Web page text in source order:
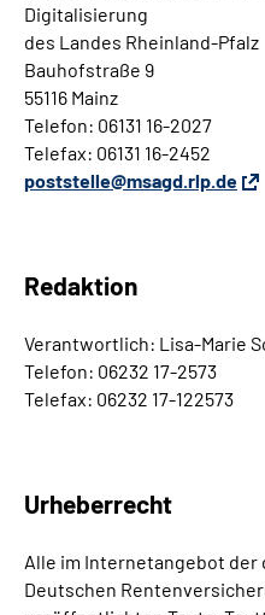
Digitalisierung
des Landes Rheinland-Pfalz
Bauhofstraße 9
55116 Mainz
Telefon: 06131 16-2027
Telefax: 06131 16-2452
poststelle@msagd.rlp.de
Redaktion
Verantwortlich: Lisa-Marie
Telefon: 06232 17-2573
Telefax: 06232 17-122573
Urheberrecht
Alle im Internetangebot der
Deutschen